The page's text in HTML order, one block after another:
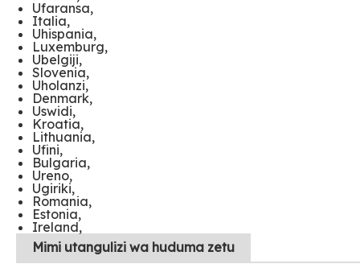
Ufaransa,
Italia,
Uhispania,
Luxemburg,
Ubelgiji,
Slovenia,
Uholanzi,
Denmark,
Uswidi,
Kroatia,
Lithuania,
Ufini,
Bulgaria,
Ureno,
Ugiriki,
Romania,
Estonia,
Ireland,
Mimi utangulizi wa huduma zetu